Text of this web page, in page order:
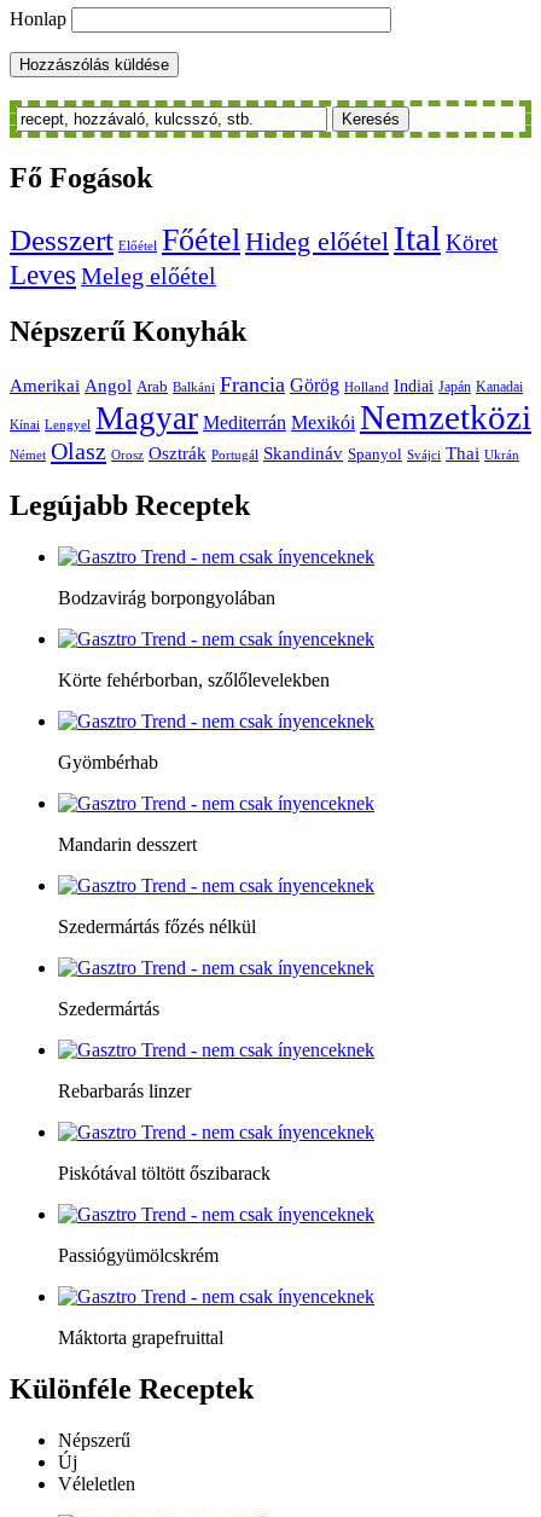
Honlap
Keresés
Fő Fogások
Desszert Előétel FőételHideg előétel Ital Köret
Leves Meleg előétel
Népszerű Konyhák
Amerikai Angol Arab Balkáni Francia Görög Holland Indiai Japán Kanadai
Kínai Lengyel Magyar Mediterrán Mexikói Nemzetközi
Német Olasz Orosz Osztrák Portugál Skandináv Spanyol Svájci Thai Ukrán
Legújabb Receptek
Bodzavirág borpongyolában
Körte fehérborban, szőlőlevelekben
Gyömbérhab
Mandarin desszert
Szedermártás főzés nélkül
Szedermártás
Rebarbarás linzer
Piskótával töltött őszibarack
Passiógyümölcskrém
Máktorta grapefruittal
Különféle Receptek
Népszerű
Új
Véleletlen